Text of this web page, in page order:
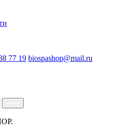
77 19 biospashop@mail.ru